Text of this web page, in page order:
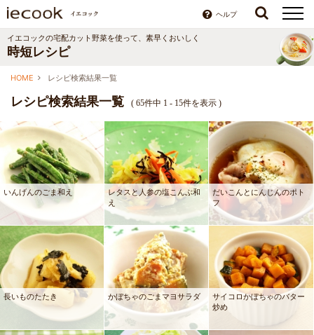
ヘルプ
イエコックの宅配カット野菜を使って、素早くおいしく
時短レシピ
HOME レシピ検索結果一覧
レシピ検索結果一覧 ( 65件中 1 - 15件を表示 )
いんげんのごま和え
レタスと人参の塩こんぶ和
え
だいこんとにんじんのポト
フ
長いものたたき かぼちゃのごまマヨサラダ
サイコロかぼちゃのバター
炒め